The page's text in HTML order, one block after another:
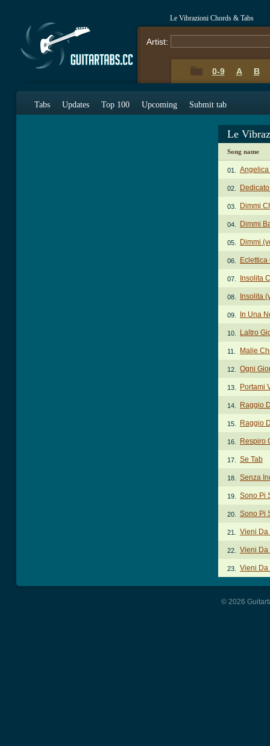
Le Vibrazioni Chords & Tabs
Artist:
0-9 A B
Tabs Updates Top 100 Upcoming Submit tab
Le
Song name
01.
02. Dedicato
03. Dimmi
04. Dimmi
05. Dimmi
06.
07. Insolita
08. Insolita
09. In Una
10. Laltro
11. Malie
12. Ogni
13. Portami
14. Raggio
15. Raggio
16. Respiro
17. Se Tab
18. Senza
19. Sono Pi
20. Sono Pi
21. Vieni Da
22. Vieni Da
23. Vieni Da
© 2026